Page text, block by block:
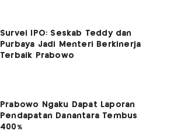
Survei IPO: Seskab Teddy dan
Purbaya Jadi Menteri Berkinerja
Terbaik Prabowo
Prabowo Ngaku Dapat Laporan
Pendapatan Danantara Tembus
400%